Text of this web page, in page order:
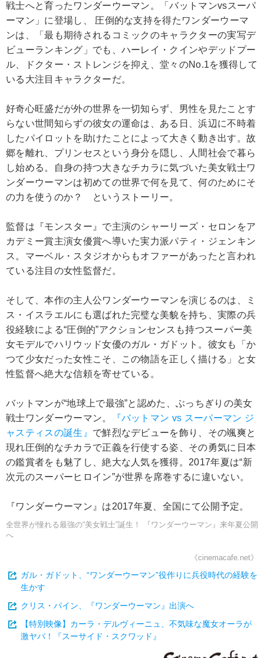
戦士へと育ったワンダーウーマン。「バットマンvsスーパ
ーマン」に登場し、 圧倒的な支持を得たワンダーウーマ
ンは、「最も期待されるコミックのキャラクターの実写デ
ビューランキング」でも、ハーレイ・クインやデッドプー
ル、ドクター・ストレンジを抑え、堂々のNo.1を獲得して
いる大注目キャラクターだ。
好奇心旺盛だが外の世界を一切知らず、男性を見たことす
らない世間知らずの彼女の運命は、ある日、浜辺に不時着
したパイロットを助けたことによって大きく動き出す。故
郷を離れ、プリンセスという身分を隠し、人間社会で暮ら
し始める。自身の持つ大きなチカラに気づいた美女戦士ワ
ンダーウーマンは初めての世界で何を見て、何のためにそ
の力を使うのか？ というストーリー。
監督は『モンスター』で主演のシャーリーズ・セロンをア
カデミー賞主演女優賞へ導いた実力派パティ・ジェンキン
ス。マーベル・スタジオからもオファーがあったと言われ
ている注目の女性監督だ。
そして、本作の主人公ワンダーウーマンを演じるのは、ミ
ス・イスラエルにも選ばれた完璧な美貌を持ち、実際の兵
役経験による“圧倒的”アクションセンスも持つスーパー美
女モデルでハリウッド女優のガル・ガドット。彼女も「か
つて少女だった女性こそ、この物語を正しく描ける」と女
性監督へ絶大な信頼を寄せている。
バットマンが“地球上で最強”と認めた、ぶっちぎりの美女
戦士ワンダーウーマン。
『バットマン vs スーパーマン ジ
ャスティスの誕生』 で鮮烈なデビューを飾り、その颯爽と
現れ圧倒的なチカラで正義を行使する姿、その勇気に日本
の鑑賞者をも魅了し、絶大な人気を獲得。2017年夏は“新
次元のスーパーヒロイン”が世界を席巻するに違いない。
『ワンダーウーマン』は2017年夏、全国にて公開予定。
全世界が憧れる最強の“美女戦士”誕生！ 『ワンダーウーマン』来年夏公開
へ
《cinemacafe.net》
ガル・ガドット、“ワンダーウーマン”役作りに兵役時代の経験を
生かす
クリス・パイン、『ワンダーウーマン』出演へ
【特別映像】カーラ・デルヴィーニュ、不気味な魔女オーラが
激ヤバ！『スーサイド・スクワッド』